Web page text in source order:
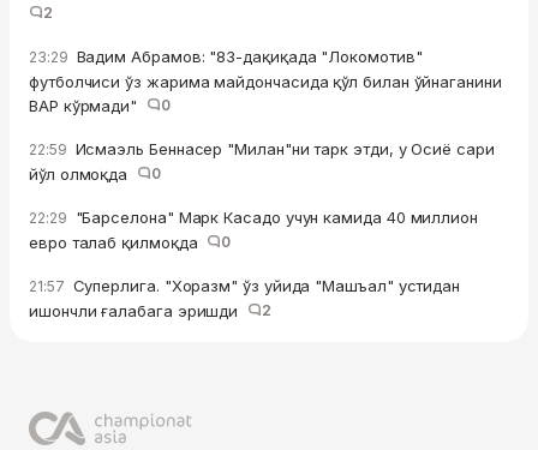
2
23:29 Вадим Абрамов: "83-дақиқада "Локомотив"
футболчиси ўз жарима майдончасида қўл билан ўйнаганини
ВАР кўрмади"
0
22:59 Исмаэль Беннасер "Милан"ни тарк этди, у Осиё сари
йўл олмоқда
0
22:29 "Барселона" Марк Касадо учун камида 40 миллион
евро талаб қилмоқда
0
21:57 Суперлига. "Хоразм" ўз уйида "Машъал" устидан
ишончли ғалабага эришди
2